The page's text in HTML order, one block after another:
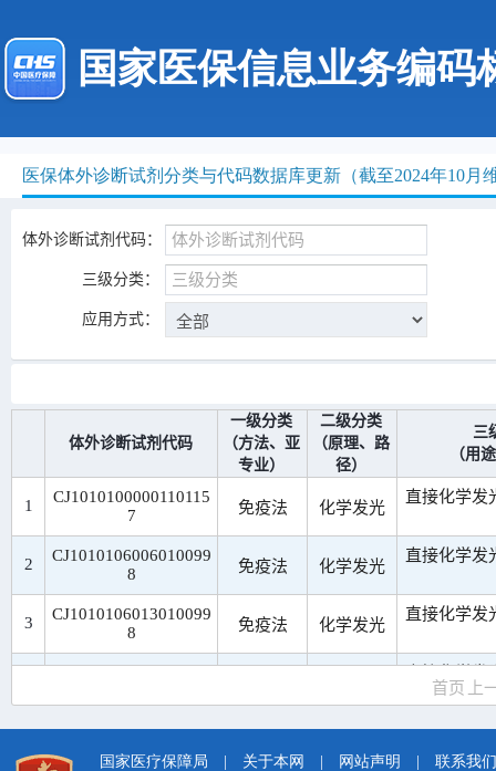
国家医保信息业务编码
医保体外诊断试剂分类与代码数据库更新（截至2024年10月
国家医疗保障局 关于本网 网站声明
联系我们